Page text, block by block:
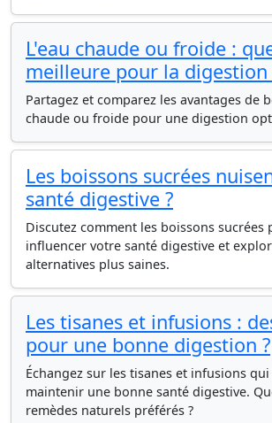
L'eau chaude ou froide :
meilleure pour la digestion
Partagez et comparez les avantages de
chaude ou froide pour une digestion
Les boissons sucrées
santé digestive ?
Discutez comment les boissons sucrées
influencer votre santé digestive et
alternatives plus saines.
Les tisanes et infusions :
pour une bonne digestion ?
Échangez sur les tisanes et infusions
maintenir une bonne santé digestive.
remèdes naturels préférés ?